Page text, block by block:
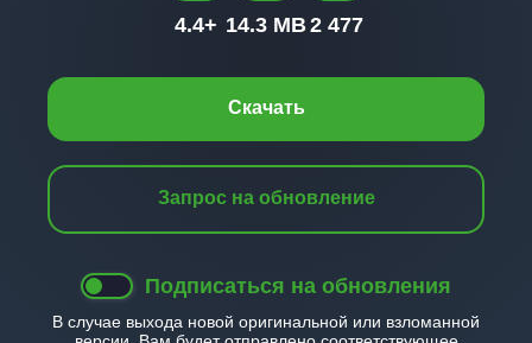
Скачать
Запрос на обновление
Подписаться на обновления
В случае выхода новой оригинальной или взломанной
4.4+ 14.3 MB2 477